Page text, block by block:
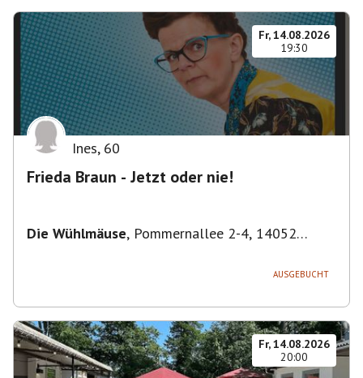
Fr, 14.08.2026
19:30
Ines, 60
Frieda Braun - Jetzt oder nie!
Die Wühlmäuse, Pommernallee 2-4, 14052
AUSGEBUCHT
Fr, 14.08.2026
20:00